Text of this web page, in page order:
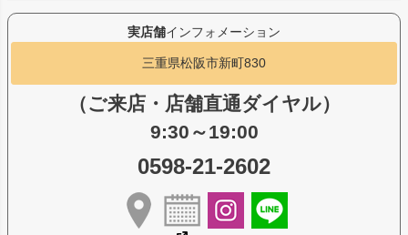
実店舗インフォメーション
三重県松阪市新町830
（ご来店・店舗直通ダイヤル）
9:30～19:00
0598-21-2602